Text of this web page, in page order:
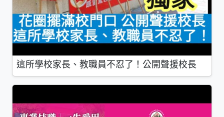
這所學校家長、教職員不忍了！公開聲援校長